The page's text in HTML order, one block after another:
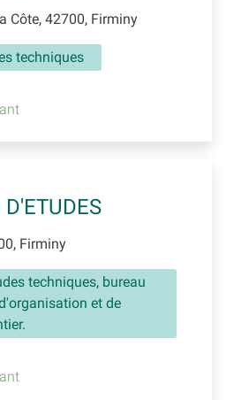
Côte, 42700, Firminy
techniques
Firminy
techniques, bureau
et de